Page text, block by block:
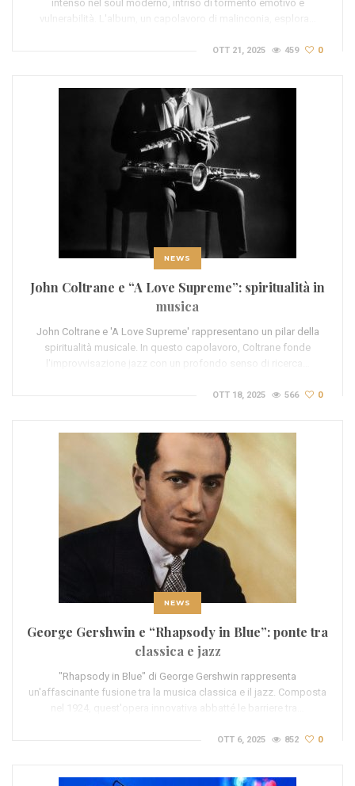
intenso nel soul moderno, intriso di tormento emotivo e
vulnerabilità. L'album, un capolavoro di malinconia, esplora…
OTT 21, 2025 459 0
NEWS
John Coltrane e “A Love Supreme”: spiritualità in
musica
John Coltrane e 'A Love Supreme' rappresentano un pilar della
spiritualità musicale. In questo capolavoro, Coltrane fonde
l'improvvisazione jazz con un profondo senso di ricerca…
OTT 18, 2025 566 0
NEWS
George Gershwin e “Rhapsody in Blue”: ponte tra
classica e jazz
"Rhapsody in Blue" di George Gershwin rappresenta
un'affascinante fusione tra la musica classica e il jazz. Composta
nel 1924, quest'opera innovativa abbatté le barriere tra…
OTT 6, 2025 852 0